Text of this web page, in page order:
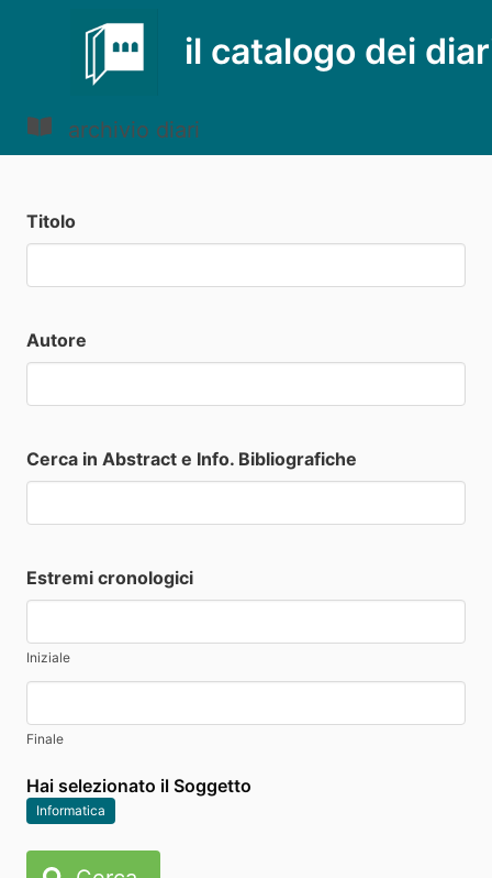
il catalogo dei
archivio diari
Titolo
Autore
Cerca in Abstract e Info. Bibliografiche
Estremi cronologici
Iniziale
Finale
Hai selezionato il Soggetto
Informatica